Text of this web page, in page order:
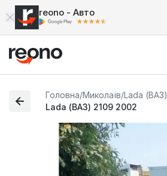
reono - Авто
Головна/Миколаїв/Lada (ВАЗ)
Lada (ВАЗ) 2109 2002